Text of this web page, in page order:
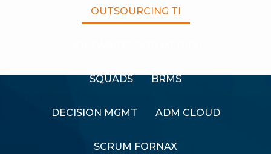
OUTSOURCING TI
SQUADS BRMS
DECISION MGMT ADM CLOUD
SCRUM FORNAX